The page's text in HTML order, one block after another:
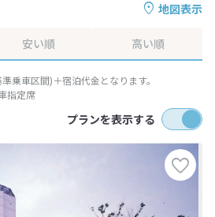
地図表示
安い順 高い順
乗車区間)＋宿泊代金となります。
指定席
プランを表示する